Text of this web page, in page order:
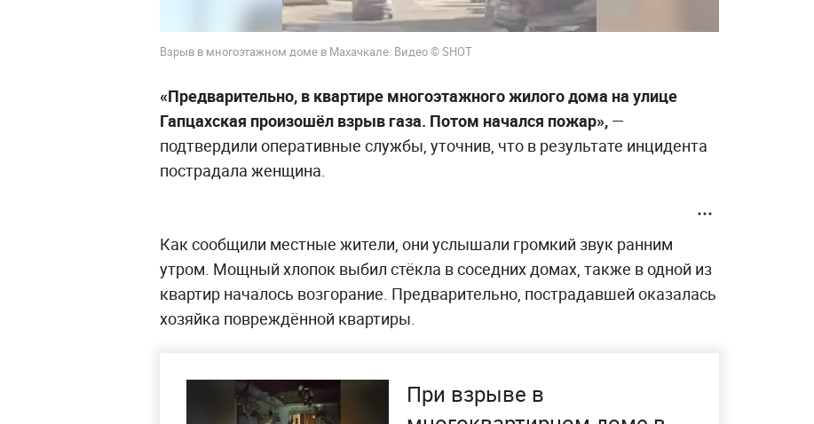
Взрыв в многоэтажном доме в Махачкале. Видео © SHOT
«Предварительно, в квартире многоэтажного жилого дома на улице
Гапцахская произошёл взрыв газа. Потом начался пожар», —
подтвердили оперативные службы, уточнив, что в результате инцидента
пострадала женщина.
Как сообщили местные жители, они услышали громкий звук ранним
утром. Мощный хлопок выбил стёкла в соседних домах, также в одной из
квартир началось возгорание. Предварительно, пострадавшей оказалась
хозяйка повреждённой квартиры.
При взрыве в